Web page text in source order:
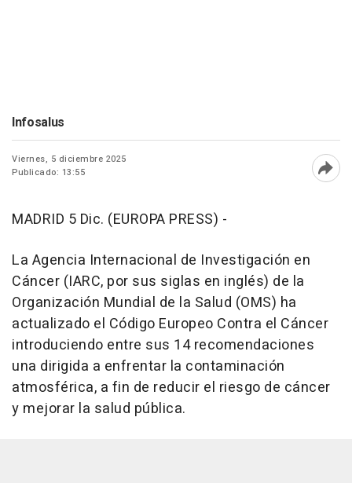
Infosalus
Viernes, 5 diciembre 2025
Publicado: 13:55
MADRID 5 Dic. (EUROPA PRESS) -
La Agencia Internacional de Investigación en
Cáncer (IARC, por sus siglas en inglés) de la
Organización Mundial de la Salud (OMS) ha
actualizado el Código Europeo Contra el Cáncer
introduciendo entre sus 14 recomendaciones
una dirigida a enfrentar la contaminación
atmosférica, a fin de reducir el riesgo de cáncer
y mejorar la salud pública.